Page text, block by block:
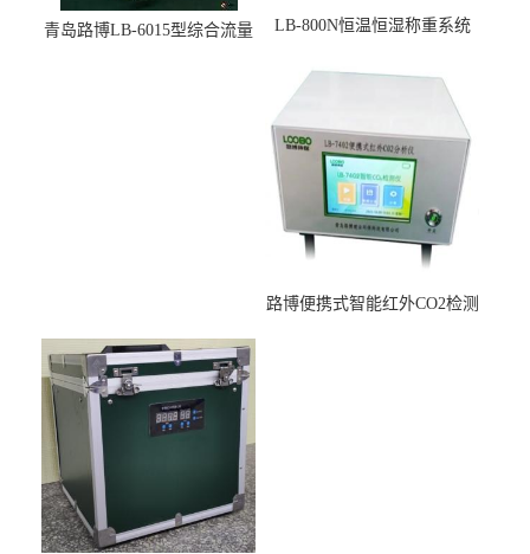
青岛路博LB-6015型综合流量
LB-800N恒温恒湿称重系统
路博便携式智能红外CO2检测